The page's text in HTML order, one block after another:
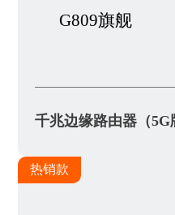
G809旗舰
千兆边缘路由器（5G
热销款